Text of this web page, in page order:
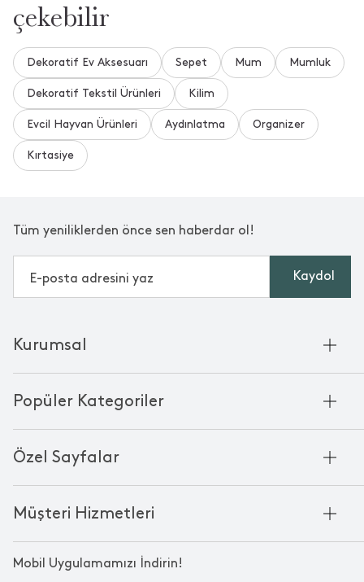
çekebilir
Dekoratif Ev Aksesuarı Sepet Mum Mumluk
Dekoratif Tekstil Ürünleri Kilim
Evcil Hayvan Ürünleri Aydınlatma Organizer
Kırtasiye
Tüm yeniliklerden önce sen haberdar ol!
Kaydol
Popüler Kategoriler
Bornoz
Oda Kokusu
Özel Sayfalar
Black Friday
Sevgililer Günü
Kurumsal
Kurumsal Satış
Chakra Manifesto
Mağazalarımız
Çerez Politikası
Müşteri Hizmetleri
Kampanyalar
Mobil Uygulamamızı İndirin!